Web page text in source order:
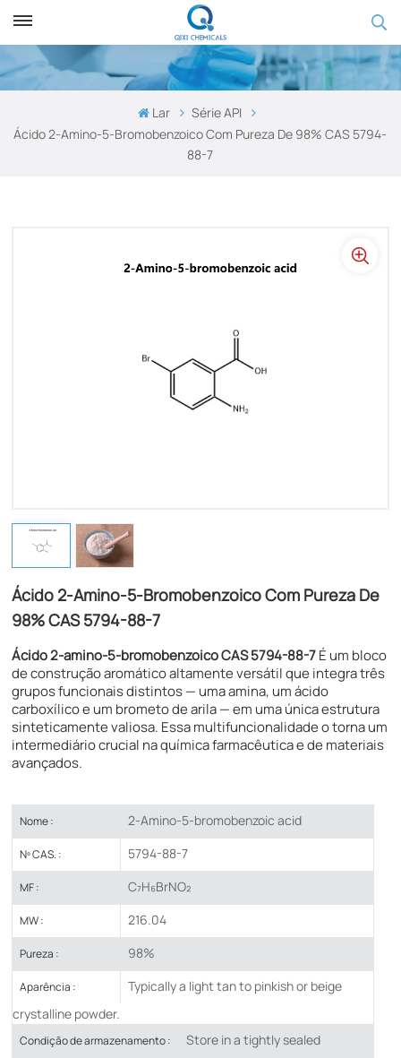
Lar
Série API
Ácido 2-Amino-5-Bromobenzoico Com Pureza De 98% CAS 5794-
88-7
Ácido 2-Amino-5-Bromobenzoico Com Pureza De
98% CAS 5794-88-7
Ácido 2-amino-5-bromobenzoico CAS 5794-88-7É um bloco
de construção aromático altamente versátil que integra três
grupos funcionais distintos — uma amina, um ácido
carboxílico e um brometo de arila — em uma única estrutura
sinteticamente valiosa. Essa multifuncionalidade o torna um
intermediário crucial na química farmacêutica e de materiais
avançados.
Nome : 2-Amino-5-bromobenzoic acid
Nº CAS. : 5794-88-7
MF : C₇H₆BrNO₂
MW : 216.04
Pureza : 98%
Aparência :
Typically a light tan to pinkish or beige
crystalline powder.
Condição de armazenamento :
Store in a tightly sealed